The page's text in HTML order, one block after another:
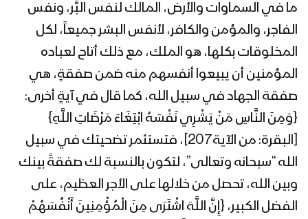
المحاضرة الرمضانية الثالثة والعشرون للسيد
عبدالملك بدرالدين الحوثي 23 رمضان
1443هـ
المحاضرة الرمضانية الثانية والعشرون للسيد
عبدالملك بدر الدين الحوثي 22 رمضان
1443هـ
المحاضرة الرمضانية الحادية والعشرون
رمضان 1443هـ
ما في السماوات والأرض، المالك لنفس البَّر، ونفس
الفاجر، والمؤمن والكافر، لأنفس البشر جميعاً، لكل
المخلوقات بكلها، هو الملك، مع ذلك أتاح لعباده
المؤمنين أن يبيعوا أنفسهم منه ضمن صفقةٍ، هي
صفقة الجهاد في سبيل الله، كما قال في آيةٍ أخرى:
{وَمِنَ النَّاسِ مَنْ يَشْرِي نَفْسَهُ ابْتِغَاءَ مَرْضَاتِ اللَّهِ}
[البقرة: من الآية207]، فتستثمر تضحيتك في سبيل
الله “سبحانه وتعالى”، لتكون بالنسبة لك صفقةً بينك
وبين الله، تحصل من خلالها على الأجر العظيم، على
الفضل الكبير، {إِنَّ اللَّهَ اشْتَرَى مِنَ الْمُؤْمِنِينَ أَنْفُسَهُمْ